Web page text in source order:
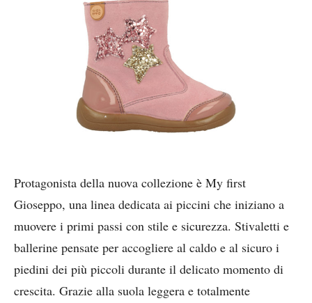
Protagonista della nuova collezione è My first
Gioseppo, una linea dedicata ai piccini che iniziano a
muovere i primi passi con stile e sicurezza. Stivaletti e
ballerine pensate per accogliere al caldo e al sicuro i
piedini dei più piccoli durante il delicato momento di
crescita. Grazie alla suola leggera e totalmente